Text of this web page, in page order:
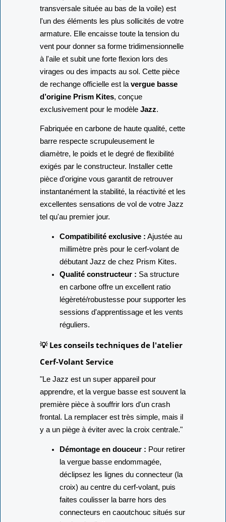
Lavergue basse(la longue barre
transversale située au bas de la voile) est
l'un des éléments les plus sollicités de votre
armature. Elle encaisse toute la tension du
vent pour donner sa forme tridimensionnelle
à l'aile et subit une forte flexion lors des
virages ou des impacts au sol. Cette pièce
de rechange officielle est lavergue basse
d’origine Prism Kites , conçue
exclusivement pour le modèleJazz.
Fabriquée en carbone de haute qualité, cette
barre respecte scrupuleusement le
diamètre, le poids et le degré de flexibilité
exigés par le constructeur. Installer cette
pièce d'origine vous garantit de retrouver
instantanément la stabilité, la réactivité et les
excellentes sensations de vol de votre Jazz
tel qu'au premier jour.
Compatibilité exclusive :Ajustée au
millimètre près pour le cerf-volant de
débutant Jazz de chez Prism Kites.
Qualité constructeur :Sa structure
en carbone offre un excellent ratio
légèreté/robustesse pour supporter les
sessions d'apprentissage et les vents
réguliers.
💡 Les conseils techniques de l'atelier
Cerf-Volant Service
"Le Jazz est un super appareil pour
apprendre, et la vergue basse est souvent la
première pièce à souffrir lors d'un crash
frontal. La remplacer est très simple, mais il
y a un piège à éviter avec la croix centrale."
Démontage en douceur :Pour retirer
la vergue basse endommagée,
déclipsez les lignes du connecteur (la
croix) au centre du cerf-volant, puis
faites coulisser la barre hors des